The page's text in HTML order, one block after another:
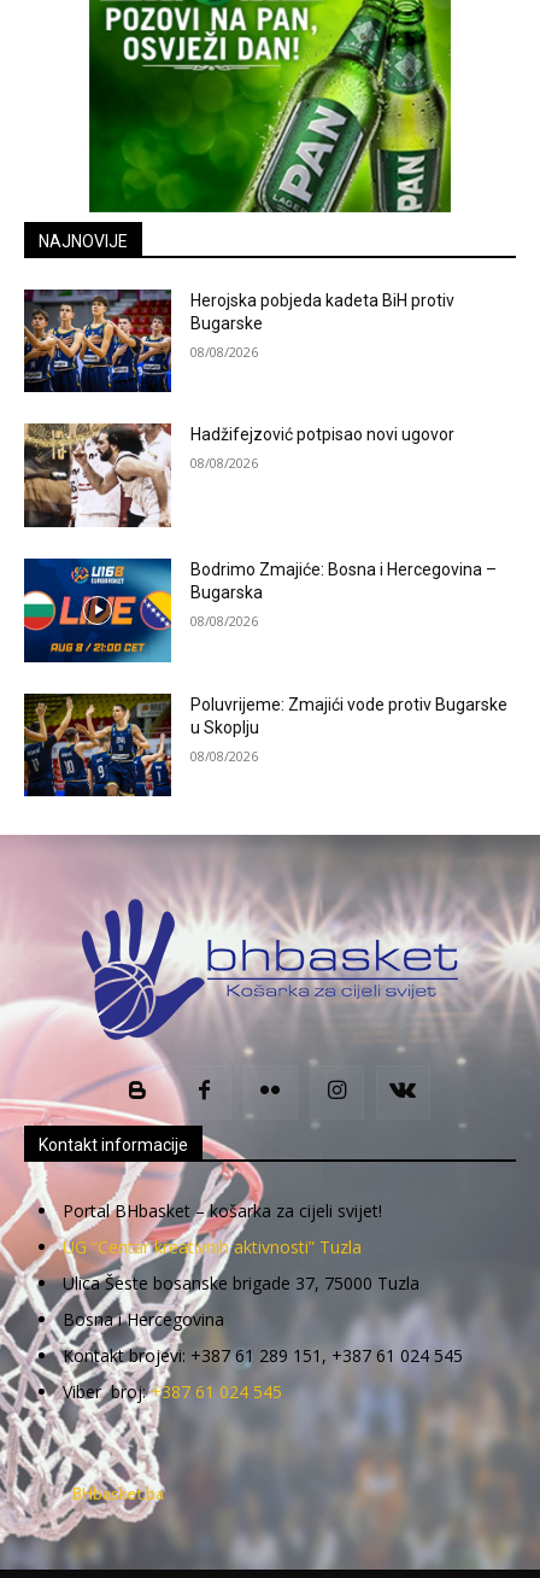
NAJNOVIJE
Herojska pobjeda kadeta BiH protiv
Bugarske
08/08/2026
Hadžifejzović potpisao novi ugovor
08/08/2026
Bodrimo Zmajiće: Bosna i Hercegovina –
Bugarska
08/08/2026
Poluvrijeme: Zmajići vode protiv Bugarske
u Skoplju
08/08/2026
Kontakt informacije
Portal BHbasket – košarka za cijeli svijet!
UG “Centar kreativnih aktivnosti” Tuzla
Ulica Šeste bosanske brigade 37, 75000 Tuzla
Bosna i Hercegovina
Kontakt brojevi: +387 61 289 151, +387 61 024 545
Viber broj:+387 61 024 545
BHbasket.ba